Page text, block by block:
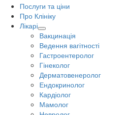
Послуги та ціни
Про Клініку
Лікарі
Вакцинація
Ведення вагітності
Гастроентеролог
Гінеколог
Дерматовенеролог
Ендокринолог
Кардіолог
Мамолог